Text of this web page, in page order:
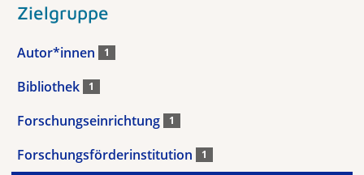
Zielgruppe
Autor*innen 1
Bibliothek 1
Forschungseinrichtung 1
Forschungsförderinstitution 1